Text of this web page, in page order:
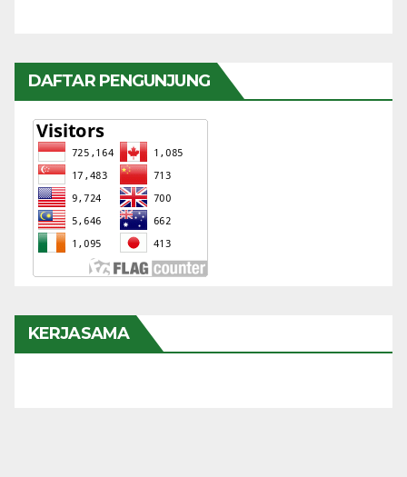
DAFTAR PENGUNJUNG
KERJASAMA